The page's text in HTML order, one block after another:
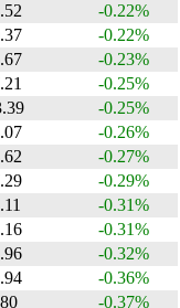
-0.22%
-0.22%
-0.23%
-0.25%
-0.25%
-0.26%
-0.27%
-0.29%
-0.31%
-0.31%
-0.32%
-0.36%
-0.37%